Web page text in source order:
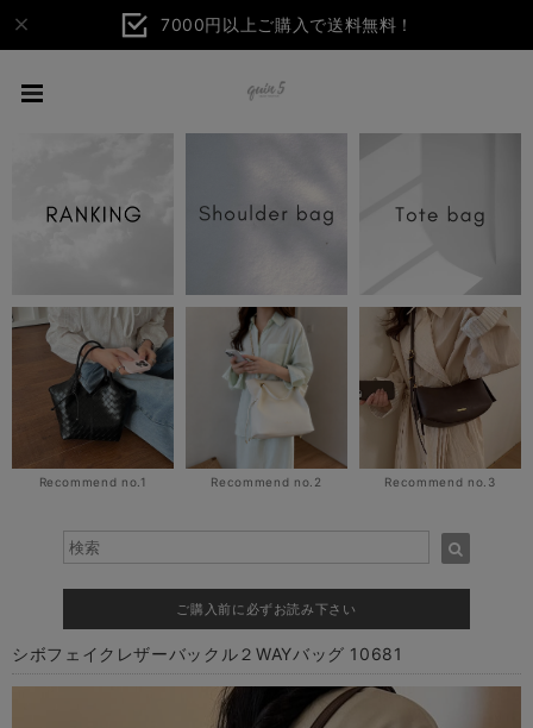
7000円以上ご購入で送料無料！
Recommend no.1 Recommend no.2 Recommend no.3
ご購入前に必ずお読み下さい
シボフェイクレザーバックル２WAYバッグ 10681